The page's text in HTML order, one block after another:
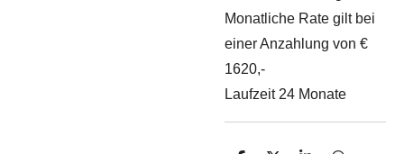
Monatliche Rate gilt bei
einer Anzahlung von €
1620,-
Laufzeit 24 Monate